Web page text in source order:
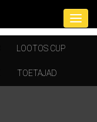
LOOTOS CUP
TOETAJAD